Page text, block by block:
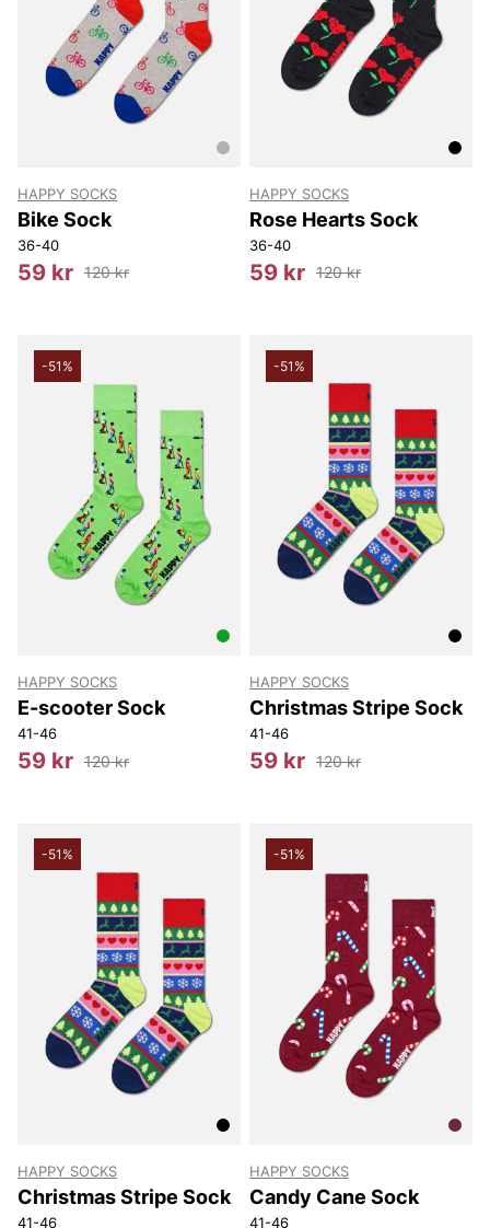
HAPPY SOCKS
Bike Sock
36-40
59 kr 120 kr
HAPPY SOCKS
Rose Hearts Sock
36-40
59 kr 120 kr
-51%
HAPPY SOCKS
E-scooter Sock
41-46
59 kr 120 kr
-51%
HAPPY SOCKS
Christmas Stripe Sock
41-46
59 kr 120 kr
-51%
HAPPY SOCKS
Christmas Stripe Sock
41-46
-51%
HAPPY SOCKS
Candy Cane Sock
41-46